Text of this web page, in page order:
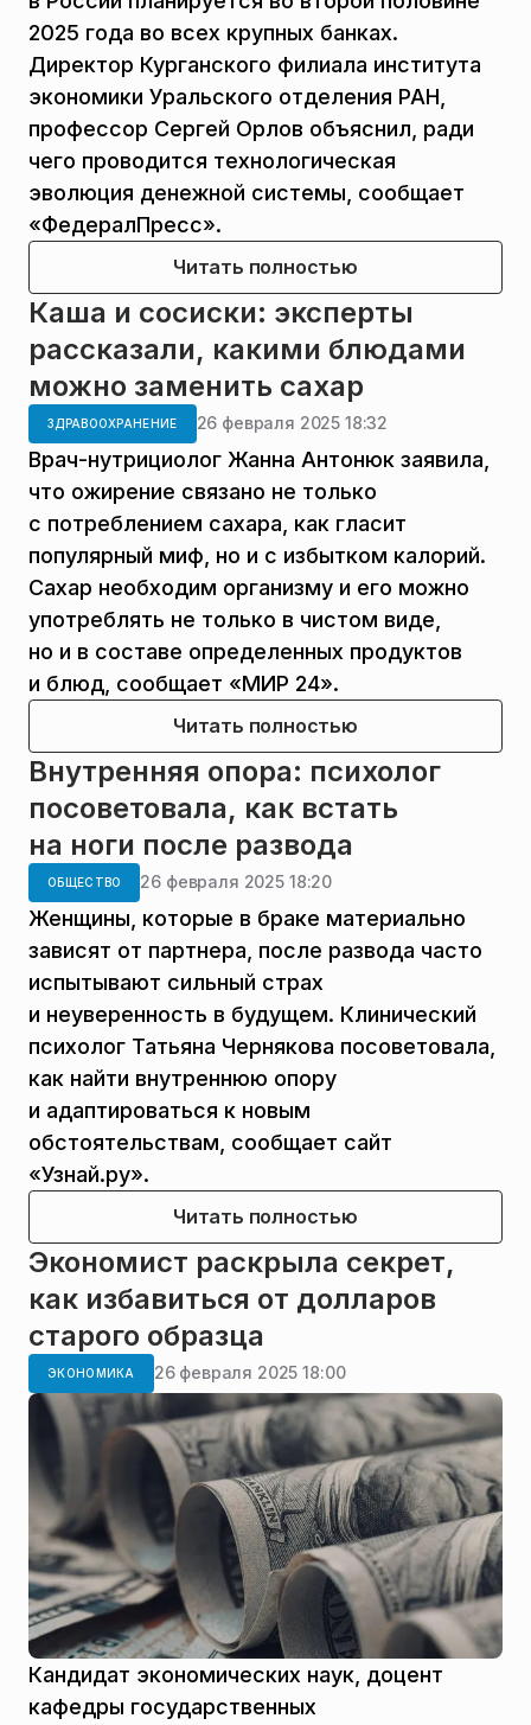
2025 года во всех крупных банках.
Директор Курганского филиала института
экономики Уральского отделения РАН,
профессор Сергей Орлов объяснил, ради
чего проводится технологическая
эволюция денежной системы, сообщает
«ФедералПресс».
Читать полностью
Каша и сосиски: эксперты
рассказали, какими блюдами
можно заменить сахар
ЗДРАВООХРАНЕНИЕ 26 февраля 2025 18:32
Врач-нутрициолог Жанна Антонюк заявила,
что ожирение связано не только
с потреблением сахара, как гласит
популярный миф, но и с избытком калорий.
Сахар необходим организму и его можно
употреблять не только в чистом виде,
но и в составе определенных продуктов
и блюд, сообщает «МИР 24».
Читать полностью
Внутренняя опора: психолог
посоветовала, как встать
на ноги после развода
ОБЩЕСТВО 26 февраля 2025 18:20
Женщины, которые в браке материально
зависят от партнера, после развода часто
испытывают сильный страх
и неуверенность в будущем. Клинический
психолог Татьяна Чернякова посоветовала,
как найти внутреннюю опору
и адаптироваться к новым
обстоятельствам, сообщает сайт
«Узнай.ру».
Читать полностью
Экономист раскрыла секрет,
как избавиться от долларов
старого образца
ЭКОНОМИКА 26 февраля 2025 18:00
Кандидат экономических наук, доцент
кафедры государственных